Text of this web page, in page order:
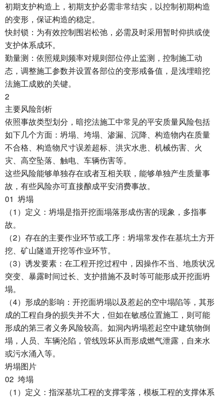
初期支护构造上，初期支护必需非常结实，以控制初期构造
的变形，保证构造的稳定。
快封锁：为有效控制围岩松弛，必需及时采用暂时仰拱或使
支护体系成环。
勤量测：依照规则频率对规则部位停止监测，控制施工动
态，调整施工参数并设置各部位的变形戒备值，是浅埋暗挖
法施工成败的关键。
2
主要风险剖析
依照事故类型划分，暗挖法施工中常见的平安质量风险包括
如下几个方面：坍塌、垮塌、渗漏、沉降、构造物内在质量
不合格、构造物尺寸误差超标、洪灾水患、机械伤害、火
灾、高空坠落、触电、车辆伤害等。
这些风险能够单独存在或者互相关联，能够单独产生质量事
故，有些风险亦可直接酿成平安消费事故。
01
坍塌
（1 ）定义：坍塌是指开挖面塌落形成伤害的现象，多指事
故。
（2）存在的主要作业环节或工序：坍塌常发作在基坑土方开
挖、矿山隧道开挖等作业环节。
（3）诱发要素：在工程开挖过程中，因操作不当、地质状况
突变、暴露时间过长、支护措施不及时等可能形成开挖面坍
塌。
（4）形成的影响：开挖面坍塌以及惹起的空中塌陷等，其形
成的工程自身的损失并不大，但如在敏感位置施工，则可能
形成的第三者义务风险较高。如洞内坍塌惹起空中建筑物倒
塌，人员、车辆沦陷，管线毁坏从而形成燃气泄露，自来水
或污水涌入等。
坍塌图片
02 垮塌
（1 ）定义：指深基坑工程的支撑零落，模板工程的支撑体系